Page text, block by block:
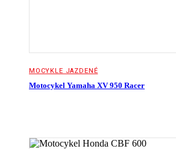
MOCYKLE JAZDENÉ
Motocykel Yamaha XV 950 Racer